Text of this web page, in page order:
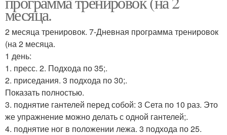
месяца.
2 месяца тренировок. 7-Дневная программа тренировок
(на 2 месяца.
1 день:
1. пресс. 2. Подхода по 35;.
2. приседания. 3 подхода по 30;.
Показать полностью.
3. поднятие гантелей перед собой: 3 Сета по 10 раз. Это
же упражнение можно делать с одной гантелей;.
4. поднятие ног в положении лежа. 3 подхода по 25.